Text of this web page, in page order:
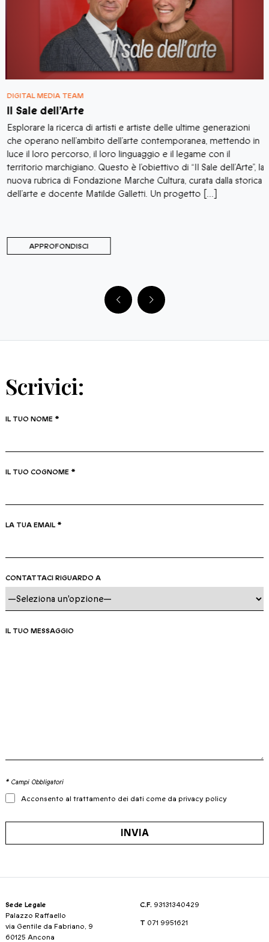
DIGITAL MEDIA TEAM
Il Sale dell’Arte
Esplorare la ricerca di artisti e artiste delle ultime generazioni
che operano nell’ambito dell’arte contemporanea, mettendo in
luce il loro percorso, il loro linguaggio e il legame con il
territorio marchigiano. Questo è l’obiettivo di “Il Sale dell’Arte”, la
nuova rubrica di Fondazione Marche Cultura, curata dalla storica
dell’arte e docente Matilde Galletti. Un progetto […]
APPROFONDISCI
Scrivici:
IL TUO NOME *
IL TUO COGNOME *
LA TUA EMAIL *
CONTATTACI RIGUARDO A
IL TUO MESSAGGIO
* Campi Obbligatori
Acconsento al trattamento dei dati come da privacy policy
INVIA
Sede Legale
Palazzo Raffaello
via Gentile da Fabriano, 9
60125 Ancona
C.F. 93131340429
T 071 9951621